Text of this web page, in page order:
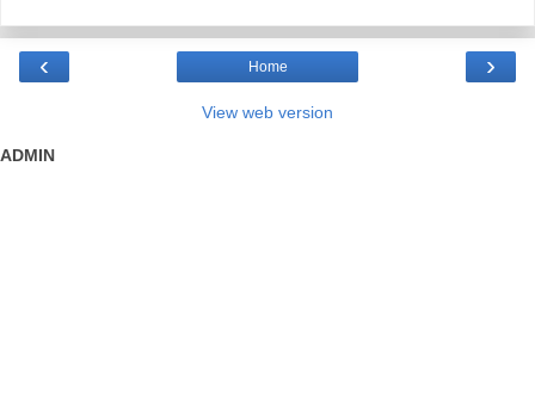
‹ ›
Home
View web version
ADMIN